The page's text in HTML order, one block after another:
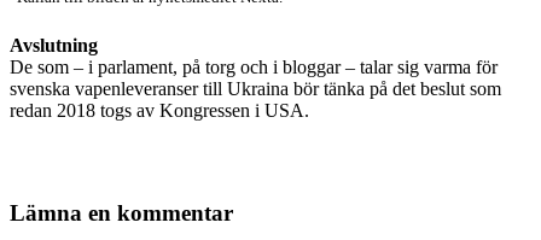
Avslutning
De som – i parlament, på torg och i bloggar – talar sig varma för
svenska vapenleveranser till Ukraina bör tänka på det beslut som
redan 2018 togs av Kongressen i USA.
Lämna en kommentar